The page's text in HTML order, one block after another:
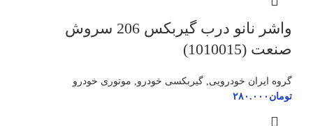
واشر نانو درب گیربکس 206 سروش
صنعت (1010015)
گروه ایران خودرویی, گیربکسی خودرو, موتوری خودرو
تومان ۲۸۰.۰۰۰